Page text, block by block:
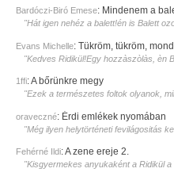
Bardóczi-Biró Emese: Mindenem a
"Hát igen nehéz a balett!én is Balett
Evans Michelle: Tükröm, tükröm,
"Kedves Ridikül!Egy hozzàszòlàs, èn
1ffi:A bőrünkre megy
"Ezek a természetes foltok olyanok,
oraveczné: Érdi emlékek nyomában
"Még ilyen helytörténeti fevilágositás
Fehérné Ildi:A zene ereje 2.
"Kisgyermekes anyukaként a Ridikül